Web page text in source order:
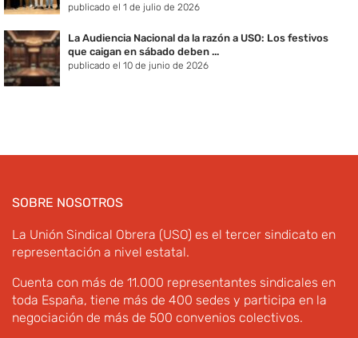
publicado el 1 de julio de 2026
La Audiencia Nacional da la razón a USO: Los festivos
que caigan en sábado deben ...
publicado el 10 de junio de 2026
SOBRE NOSOTROS
La Unión Sindical Obrera (USO) es el tercer sindicato en
representación a nivel estatal.
Cuenta con más de 11.000 representantes sindicales en
toda España, tiene más de 400 sedes y participa en la
negociación de más de 500 convenios colectivos.